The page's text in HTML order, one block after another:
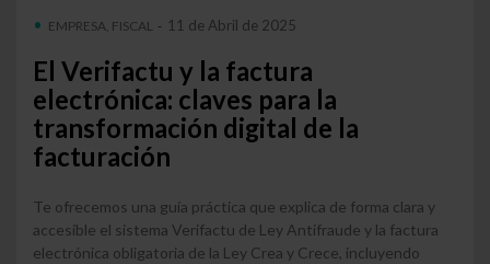
EMPRESA, FISCAL - 11 de Abril de 2025
El Verifactu y la factura
electrónica: claves para la
transformación digital de la
facturación
Te ofrecemos una guía práctica que explica de forma clara y
accesible el sistema Verifactu de Ley Antifraude y la factura
electrónica obligatoria de la Ley Crea y Crece, incluyendo